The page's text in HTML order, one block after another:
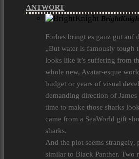
ANTWORT
Forbes bringt es ganz gut auf
„But water is famously tough
looks like it’s suffering from
whole new, Avatar-esque
budget or years of visual
demanding direction of
time to make those sharks
came from a SeaWorld gift
sharks.
And the plot seems strangely,
similar to Black Panther. Two